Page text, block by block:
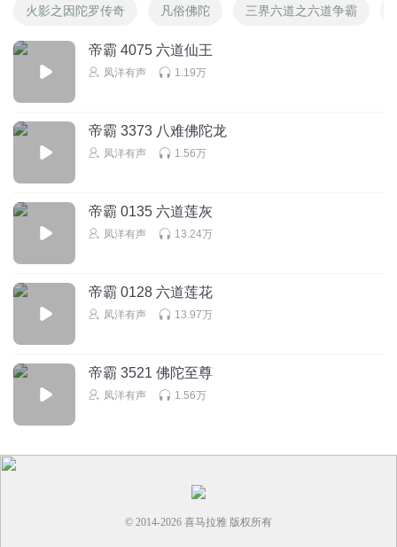
火影之因陀罗传奇 凡俗佛陀 三界六道之六道争霸
帝霸 4075 六道仙王
凤洋有声 1.19万
帝霸 3373 八难佛陀龙
凤洋有声 1.56万
帝霸 0135 六道莲灰
凤洋有声 13.24万
帝霸 0128 六道莲花
凤洋有声 13.97万
帝霸 3521 佛陀至尊
凤洋有声 1.56万
© 2014-2026 喜马拉雅 版权所有